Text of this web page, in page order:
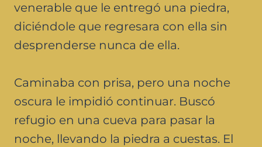
venerable que le entregó una piedra,
diciéndole que regresara con ella sin
desprenderse nunca de ella.
Caminaba con prisa, pero una noche
oscura le impidió continuar. Buscó
refugio en una cueva para pasar la
noche, llevando la piedra a cuestas. El